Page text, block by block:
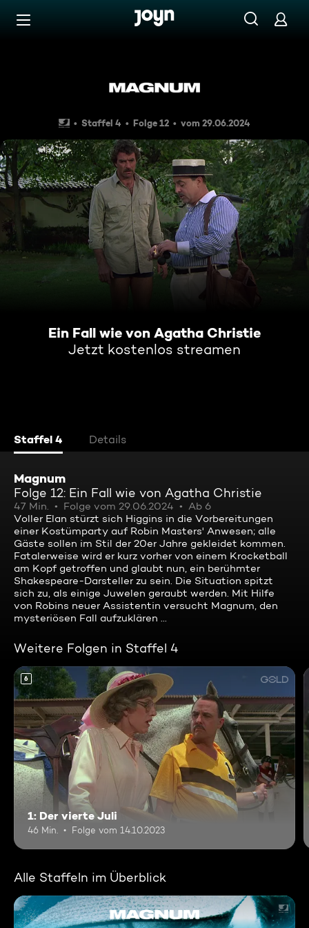
Zum Inhalt springen
Staffel 4 Folge 12 vom 29.06.2024
Ein Fall wie von Agatha Christie
Jetzt kostenlos streamen
Staffel 4 Details
Magnum
Folge 12: Ein Fall wie von Agatha Christie
47 Min. Folge vom 29.06.2024
Ab 6
Voller Elan stürzt sich Higgins in die Vorbereitungen
einer Kostümparty auf Robin Masters' Anwesen; alle
Gäste sollen im Stil der 20er Jahre gekleidet kommen.
Fatalerweise wird er kurz vorher von einem Krocketball
am Kopf getroffen und glaubt nun, ein berühmter
Shakespeare-Darsteller zu sein. Die Situation spitzt
sich zu, als einige Juwelen geraubt werden. Mit Hilfe
von Robins neuer Assistentin versucht Magnum, den
mysteriösen Fall aufzuklären ...
Weitere Folgen in Staffel 4
6
1: Der vierte Juli
46 Min. Folge vom 14.10.2023
Alle Staffeln im Überblick